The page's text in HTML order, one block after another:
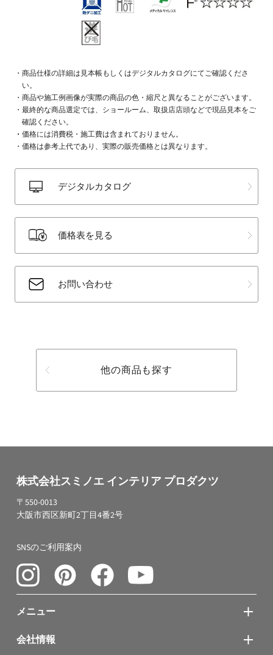
商品仕様の詳細は見本帳もしくはデジタルカタログにてご確認くださ
い。
商品や施工例画像が実際の商品の色・縮尺と異なることがございます。
最終的な商品選定では、ショールーム、取扱店店頭などで現品見本をご
確認ください。
価格には消費税・施工費は含まれておりません。
価格は参考上代であり、実際の販売価格とは異なります。
デジタルカタログ
価格表を見る
お問い合わせ
他の商品も探す
株式会社スミノエ インテリア プロダクツ
〒550-0013
大阪市西区新町2丁目4番2号
SNSのご利用案内
メニュー
会社情報